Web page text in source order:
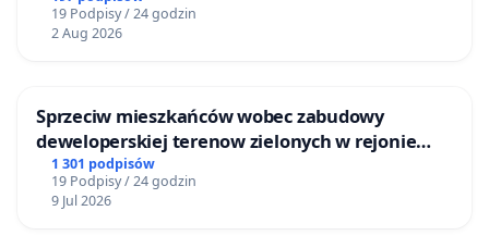
19 Podpisy / 24 godzin
2 Aug 2026
Sprzeciw mieszkańców wobec zabudowy
deweloperskiej terenow zielonych w rejonie
Bulwarów Straceńskich w Bielsku-Białej
1 301 podpisów
19 Podpisy / 24 godzin
9 Jul 2026